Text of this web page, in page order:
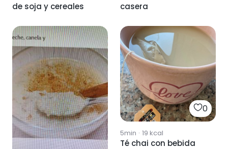
de soja y cereales
casera
0
5min · 19 kcal
Té chai con bebida